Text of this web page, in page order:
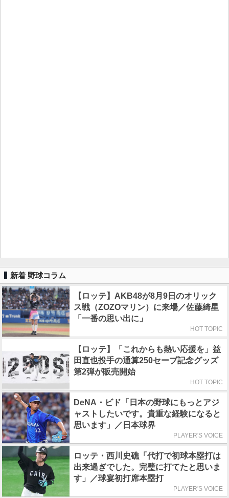
新着 野球コラム
【ロッテ】AKB48が8月9日のオリック
ス戦（ZOZOマリン）に来場／佐藤綺星
「一番の思い出に」
HOT TOPIC
【ロッテ】「これからも熱い応援を」益
田直也投手の通算250セーブ記念グッズ
第2弾が販売開始
HOT TOPIC
DeNA・ビド「日本の野球にもっとアジ
ャストしたいです。貴重な経験になると
思います」／日本球界
PLAYER'S VOICE
ロッテ・西川史礁「代打で初球本塁打は
出来過ぎでした。完璧に打てたと思いま
す」／球宴初打席本塁打
PLAYER'S VOICE